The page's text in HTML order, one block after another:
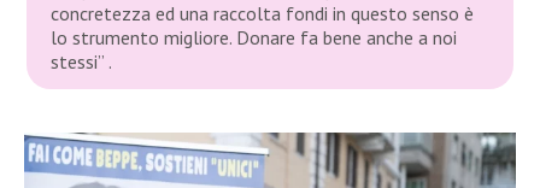
concretezza ed una raccolta fondi in questo senso è
lo strumento migliore. Donare fa bene anche a noi
stessi” .